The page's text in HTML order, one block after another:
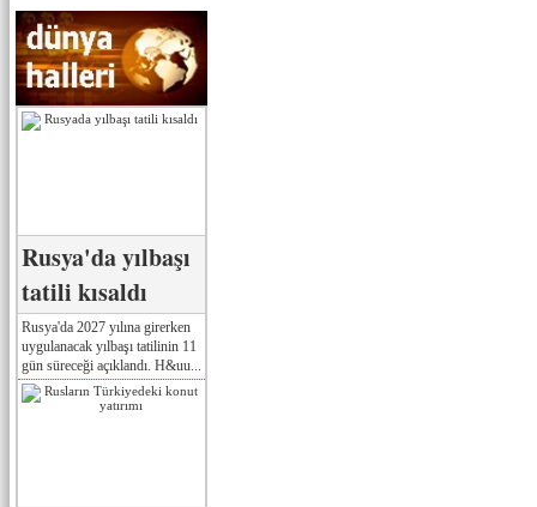
Rusya'da yılbaşı
tatili kısaldı
Rusya'da 2027 yılına girerken
uygulanacak yılbaşı tatilinin 11
gün süreceği açıklandı. H&uu...